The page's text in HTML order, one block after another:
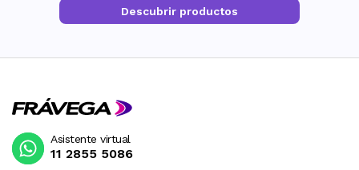
Descubrir productos
Asistente virtual
11 2855 5086